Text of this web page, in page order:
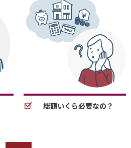
総額いくら必要なの？